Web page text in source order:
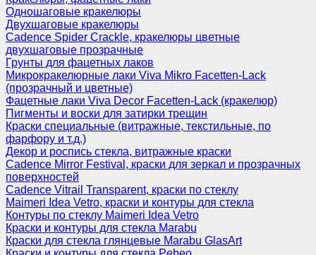
Одношаговые кракелюры
Двухшаговые кракелюры
Cadence Spider Crackle, кракелюры цветные
двухшаговые прозрачные
Грунты для фацетных лаков
Микрокракелюрные лаки Viva Mikro Facetten-Lack
(прозрачный и цветные)
Фацетные лаки Viva Decor Facetten-Lack (кракелюр)
Пигменты и воски для затирки трещин
Краски специальные (витражные, текстильные, по
фарфору и т.д.)
Декор и роспись стекла, витражные краски
Cadence Mirror Festival, краски для зеркал и прозрачных
поверхностей
Cadence Vitrail Transparent, краски по стеклу
Maimeri Idea Vetro, краски и контуры для стекла
Контуры по стеклу Maimeri Idea Vetro
Краски и контуры для стекла Marabu
Краски для стекла глянцевые Marabu GlasArt